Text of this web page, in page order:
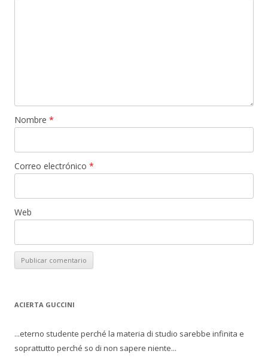
Nombre *
Correo electrónico *
Web
ACIERTA GUCCINI
...eterno studente perché la materia di studio sarebbe infinita e
soprattutto perché so di non sapere niente...